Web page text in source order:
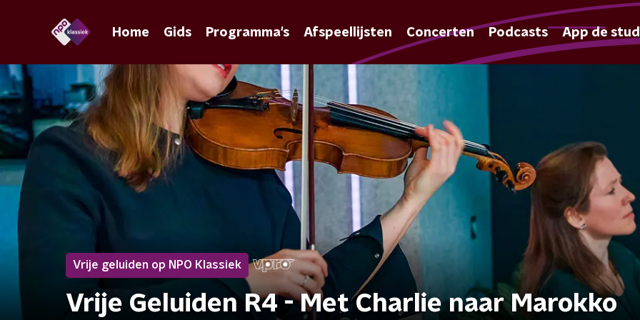
Home Gids Programma's Afspeellijsten Concerten Podcasts App de
Vrije geluiden op NPO Klassiek
Vrije Geluiden R4 - Met Charlie naar Marokko